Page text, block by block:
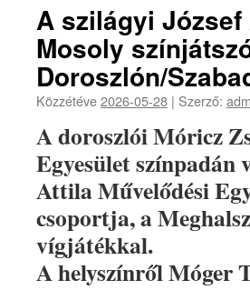
A szilágyi
Mosoly
Doroszlón/
Közzétéve2026-05-28 | Szerző:
A doroszlói Móricz
Egyesület színpadán
Attila Művelődési
csoportja, a
vígjátékkal.
A helyszínről Móger